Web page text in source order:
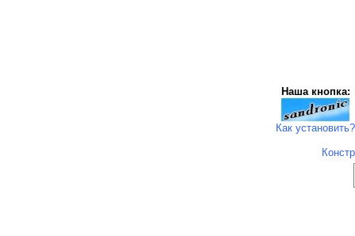
Наша кнопка:
Как установить?